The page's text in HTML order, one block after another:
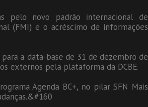
pelo novo padrão internacional de
(FMI) e o acréscimo de informações
a data-base de 31 de dezembro de
externos pela plataforma da DCBE.
Agenda BC+, no pilar SFN Mais